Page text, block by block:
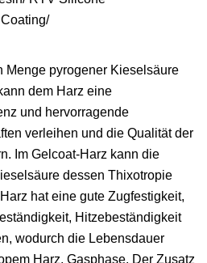
Menge pyrogener Kieselsäure
dem Harz eine
und hervorragende
verleihen und die Qualität der
Im Gelcoat-Harz kann die
dessen Thixotropie
hat eine gute Zugfestigkeit,
Hitzebeständigkeit
wodurch die Lebensdauer
Harz, Gasphase. Der Zusatz